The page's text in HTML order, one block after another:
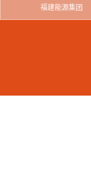
福建能源集团